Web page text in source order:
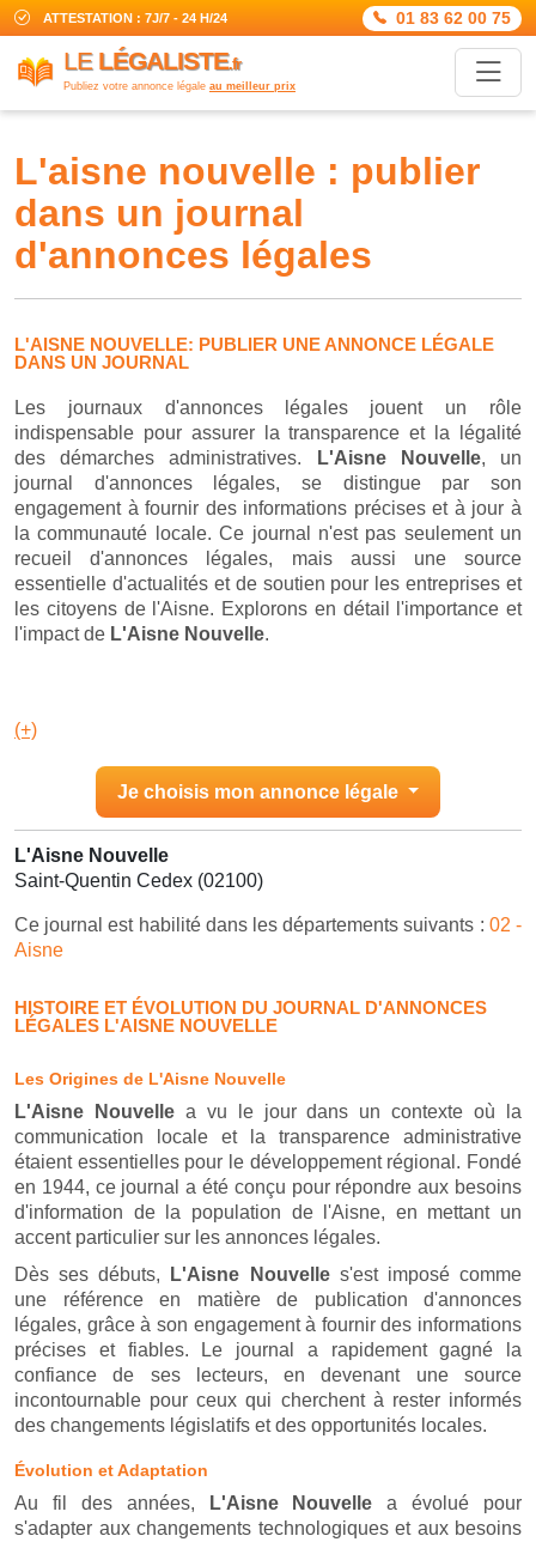
ATTESTATION : 7J/7 - 24 H/24 01 83 62 00 75
LE LÉGALISTE.fr
Publiez votre annonce légale au meilleur prix
l'aisne nouvelle : publier
dans un journal
d'annonces légales
L'AISNE NOUVELLE: PUBLIER UNE ANNONCE LÉGALE
DANS UN JOURNAL
Les journaux d'annonces légales jouent un rôle
indispensable pour assurer la transparence et la légalité
des démarches administratives.
L'Aisne Nouvelle, un
journal d'annonces légales, se distingue par son
engagement à fournir des informations précises et à jour à
la communauté locale. Ce journal n'est pas seulement un
recueil d'annonces légales, mais aussi une source
essentielle d'actualités et de soutien pour les entreprises et
les citoyens de l'Aisne. Explorons en détail l'importance et
l'impact de L'Aisne Nouvelle.
(+)
Je choisis mon annonce légale
L'Aisne Nouvelle
Saint-Quentin Cedex (02100)
Ce journal est habilité dans les départements suivants : 02 -
Aisne
HISTOIRE ET ÉVOLUTION DU JOURNAL D'ANNONCES
LÉGALES L'AISNE NOUVELLE
Les Origines de L'Aisne Nouvelle
L'Aisne Nouvellea vu le jour dans un contexte où la
communication locale et la transparence administrative
étaient essentielles pour le développement régional. Fondé
en 1944, ce journal a été conçu pour répondre aux besoins
d'information de la population de l'Aisne, en mettant un
accent particulier sur les annonces légales.
Dès ses débuts,
L'Aisne Nouvelles'est imposé comme
une référence en matière de publication d'annonces
légales, grâce à son engagement à fournir des informations
précises et fiables. Le journal a rapidement gagné la
confiance de ses lecteurs, en devenant une source
incontournable pour ceux qui cherchent à rester informés
des changements législatifs et des opportunités locales.
Évolution et Adaptation
Au fil des années, L'Aisne Nouvelle a évolué pour
s'adapter aux changements technologiques et aux besoins